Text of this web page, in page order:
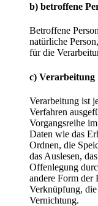
b) betroffene
Betroffene
natürliche
für die
c) Verarbeitung
Verarbeitung ist
Verfahren
Vorgangsreihe
Daten wie das
Ordnen, die
das Auslesen,
Offenlegung
andere Form der
Verknüpfung,
Vernichtung.